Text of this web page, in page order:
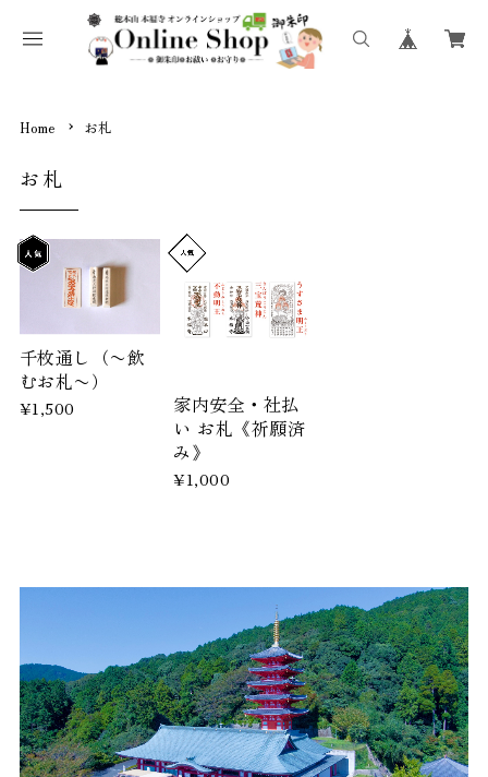
Home お札
お札
千枚通し（〜飲
むお札〜）
¥1,500
家内安全・社払
い お札《祈願済
み》
¥1,000